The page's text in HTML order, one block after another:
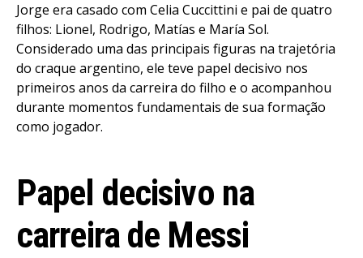
Jorge era casado com Celia Cuccittini e pai de quatro
filhos: Lionel, Rodrigo, Matías e María Sol.
Considerado uma das principais figuras na trajetória
do craque argentino, ele teve papel decisivo nos
primeiros anos da carreira do filho e o acompanhou
durante momentos fundamentais de sua formação
como jogador.
Papel decisivo na
carreira de Messi